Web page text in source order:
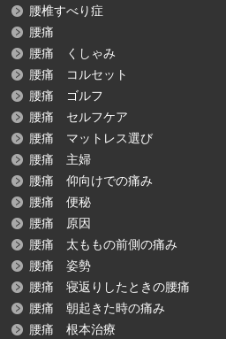
腰椎すべり症
腰痛
腰痛 くしゃみ
腰痛 コルセット
腰痛 ゴルフ
腰痛 セルフケア
腰痛 マットレス選び
腰痛 主婦
腰痛 仰向けでの痛み
腰痛 便秘
腰痛 原因
腰痛 太ももの前側の痛み
腰痛 姿勢
腰痛 寝返りしたときの腰痛
腰痛 朝起きた時の痛み
腰痛 根本治療